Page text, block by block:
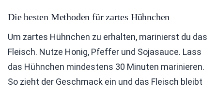
Die besten Methoden für zartes Hühnchen
Um zartes Hühnchen zu erhalten, marinierst du das
Fleisch. Nutze Honig, Pfeffer und Sojasauce. Lass
das Hühnchen mindestens 30 Minuten marinieren.
So zieht der Geschmack ein und das Fleisch bleibt